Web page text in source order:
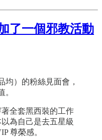
了一個邪教活動
均）的粉絲見面會，
。
全套黑西裝的工作
為自己是去五星級
尊榮感。